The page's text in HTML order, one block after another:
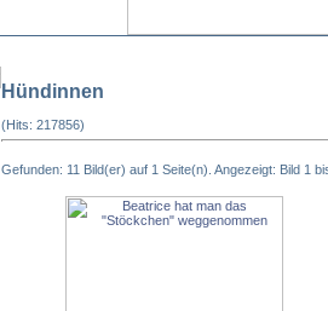
Hündinnen
(Hits: 217856)
Gefunden: 11 Bild(er) auf 1 Seite(n). Angezeigt: Bild 1 bis